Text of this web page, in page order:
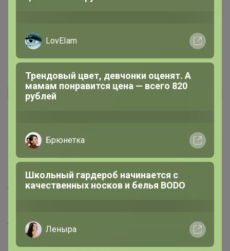
Как здесь все устроено?
Как сделать заказ?
Доставка
Торговые марки
Наша команда
LovEIam
Трендовый цвет, девчонки оценят. А
мамам понравится цена — всего 820
рублей
Брюнетка
Школьный гардероб начинается с
качественных носков и белья BODO
Леныра